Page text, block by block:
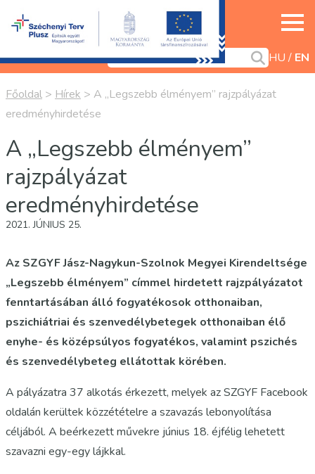
HU EN
Főoldal > Hírek > A „Legszebb élményem” rajzpályázat
eredményhirdetése
A „Legszebb élményem”
rajzpályázat
eredményhirdetése
2021. JÚNIUS 25.
Az SZGYF Jász-Nagykun-Szolnok Megyei Kirendeltsége
„Legszebb élményem” címmel hirdetett rajzpályázatot
fenntartásában álló fogyatékosok otthonaiban,
pszichiátriai és szenvedélybetegek otthonaiban élő
enyhe- és középsúlyos fogyatékos, valamint pszichés
és szenvedélybeteg ellátottak körében.
A pályázatra 37 alkotás érkezett, melyek az SZGYF Facebook
oldalán kerültek közzétételre a szavazás lebonyolítása
céljából. A beérkezett művekre június 18. éjfélig lehetett
szavazni egy-egy lájkkal.